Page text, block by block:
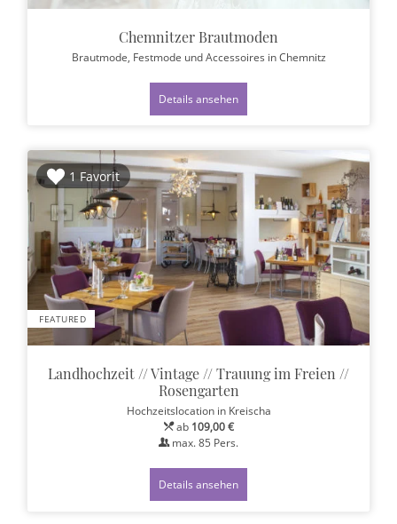
Chemnitzer Brautmoden
Brautmode, Festmode und Accessoires in Chemnitz
Details ansehen
1 Favorit
FEATURED
Landhochzeit // Vintage // Trauung im Freien //
Rosengarten
Hochzeitslocation in Kreischa
ab 109,00 €
max. 85 Pers.
Details ansehen